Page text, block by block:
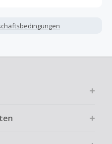
werden, die nicht
von TopCashback
Geschenkgutscheinen
wenn dies
erlaubt ist.
Abonnements oder Widerruf